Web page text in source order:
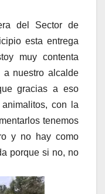
del Sector de
esta entrega
muy contenta
a nuestro alcalde
gracias a eso
con la
tenemos
y no hay como
porque si no, no